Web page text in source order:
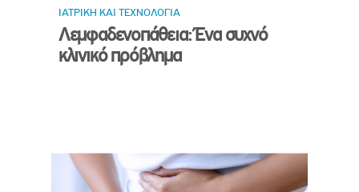
ΙΑΤΡΙΚΗ ΚΑΙ ΤΕΧΝΟΛΟΓΙΑ
Λεμφαδενοπάθεια: Ένα συχνό
κλινικό πρόβλημα